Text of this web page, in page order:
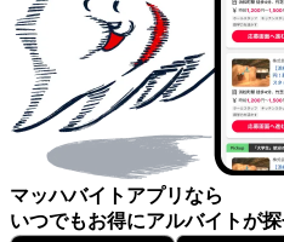
マッハバイトアプリなら
いつでもお得にアルバイトが探